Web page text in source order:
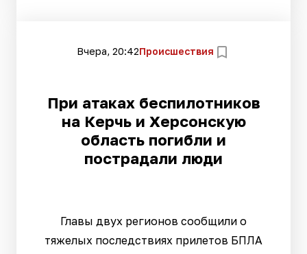
Вчера, 20:42Происшествия
При атаках беспилотников
на Керчь и Херсонскую
область погибли и
пострадали люди
Главы двух регионов сообщили о
тяжелых последствиях прилетов БПЛА